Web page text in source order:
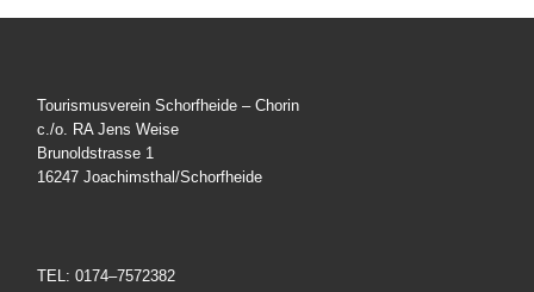
Tourismusverein Schorfheide – Chorin
c./o. RA Jens Weise
Brunoldstrasse 1
16247 Joachimsthal/Schorfheide
TEL: 0174–7572382